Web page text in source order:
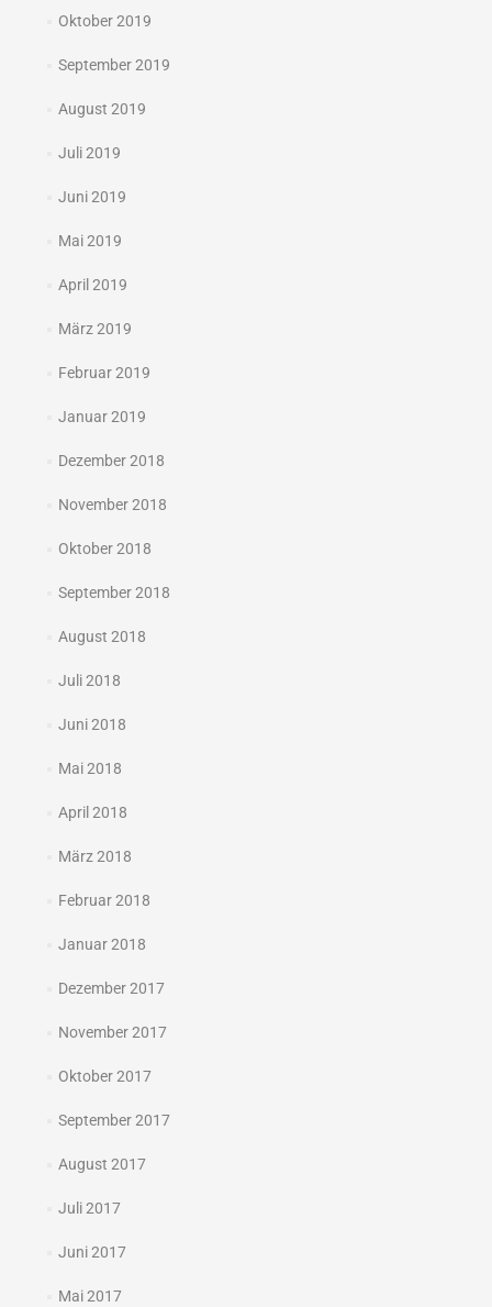
Oktober 2019
September 2019
August 2019
Juli 2019
Juni 2019
Mai 2019
April 2019
März 2019
Februar 2019
Januar 2019
Dezember 2018
November 2018
Oktober 2018
September 2018
August 2018
Juli 2018
Juni 2018
Mai 2018
April 2018
März 2018
Februar 2018
Januar 2018
Dezember 2017
November 2017
Oktober 2017
September 2017
August 2017
Juli 2017
Juni 2017
Mai 2017